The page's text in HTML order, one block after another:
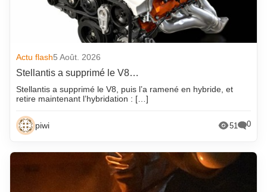
Actu flash5 Août. 2026
Stellantis a supprimé le V8…
Stellantis a supprimé le V8, puis l’a ramené en hybride, et
retire maintenant l’hybridation : […]
piwi 51 0